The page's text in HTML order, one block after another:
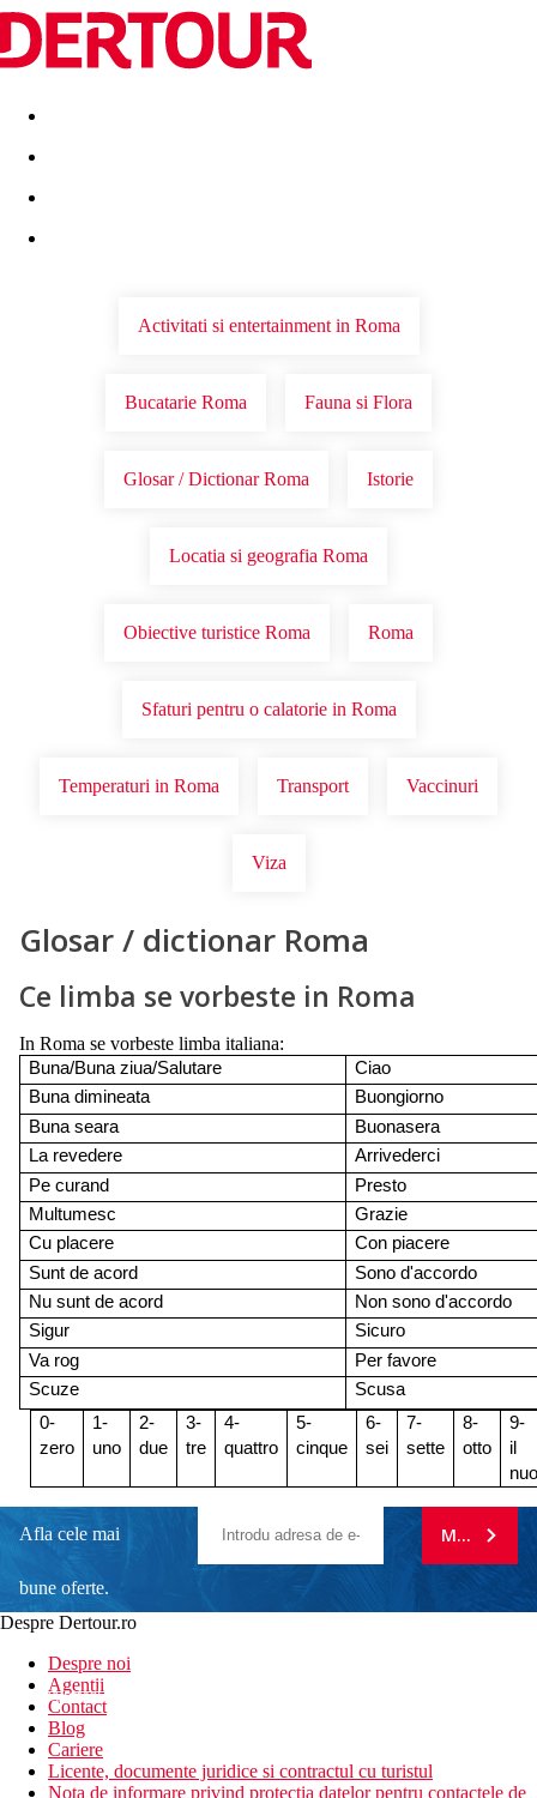
Destinatii Vacanta perfecta OFERTE DE NERATAT
Activitati si entertainment in Roma
Bucatarie Roma Fauna si Flora
Glosar / Dictionar Roma Istorie
Locatia si geografia Roma
Obiective turistice Roma Roma
Sfaturi pentru o calatorie in Roma
Temperaturi in Roma Transport Vaccinuri
Viza
Glosar / dictionar Roma
Ce limba se vorbeste in Roma
In Roma se vorbeste limba italiana:
Buna/Buna ziua/Salutare
Ciao
Buna dimineata
Buongiorno
Buna seara
Buonasera
La revedere
Arrivederci
Pe curand
Presto
Multumesc
Grazie
Cu placere
Con piacere
Sunt de acord
Sono d'accordo
Nu sunt de acord
Non sono d'accordo
Sigur
Sicuro
Va rog
Per favore
Scuze
Scusa
0-
zero
1-
uno
2-
due
3-
tre
4-
quattro
5-
cinque
6-
sei
7-
sette
8-
otto
9-
il
Afla cele mai
bune oferte.
newsletter!
MA
Despre Dertour.ro
Despre noi
Agentii
Contact
Blog
Cariere
Licente, documente juridice si contractul cu turistul
Nota de informare privind protectia datelor pentru contactele de